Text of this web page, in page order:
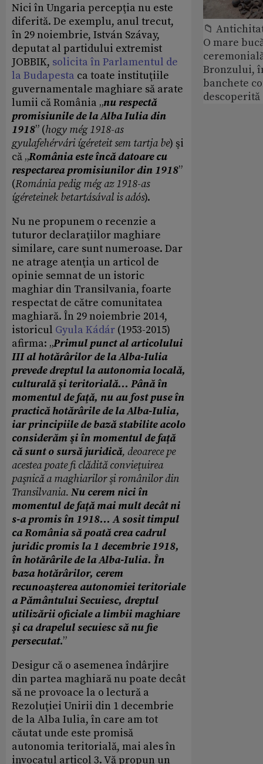
Nici în Ungaria percepţia nu este
diferită. De exemplu, anul trecut,
în 29 noiembrie, István Szávay,
deputat al partidului extremist
JOBBIK, solicita în Parlamentul de
la Budapesta ca toate instituţiile
guvernamentale maghiare să arate
lumii că România „nu respectă
promisiunile de la Alba Iulia din
1918” (hogy még 1918-as
gyulafehérvári ígéreteit sem tartja be) şi
că „România este încă datoare cu
respectarea promisiunilor din 1918”
(Románia pedig még az 1918-as
ígéreteinek betartásával is adós).
Nu ne propunem o recenzie a
tuturor declaraţiilor maghiare
similare, care sunt numeroase. Dar
ne atrage atenţia un articol de
opinie semnat de un istoric
maghiar din Transilvania, foarte
respectat de către comunitatea
maghiară. În 29 noiembrie 2014,
istoricul Gyula Kádár (1953-2015)
afirma: „Primul punct al articolului
III al hotărârilor de la Alba-Iulia
prevede dreptul la autonomia locală,
culturală şi teritorială... Până în
momentul de faţă, nu au fost puse în
practică hotărârile de la Alba-Iulia,
iar principiile de bază stabilite acolo
considerăm şi în momentul de faţă
că sunt o sursă juridică, deoarece pe
acestea poate fi clădită convieţuirea
paşnică a maghiarilor şi românilor din
Transilvania. Nu cerem nici în
momentul de faţă mai mult decât ni
s-a promis în 1918... A sosit timpul
ca România să poată crea cadrul
juridic promis la 1 decembrie 1918,
în hotărârile de la Alba-Iulia. În
baza hotărârilor, cerem
recunoaşterea autonomiei teritoriale
a Pământului Secuiesc, dreptul
utilizării oficiale a limbii maghiare
şi ca drapelul secuiesc să nu fie
persecutat.”
Desigur că o asemenea îndârjire
din partea maghiară nu poate decât
să ne provoace la o lectură a
Rezoluţiei Unirii din 1 decembrie
de la Alba Iulia, în care am tot
căutat unde este promisă
autonomia teritorială, mai ales în
invocatul articol 3. Vă propun un
📁
O mare
Bronzului,
banchete